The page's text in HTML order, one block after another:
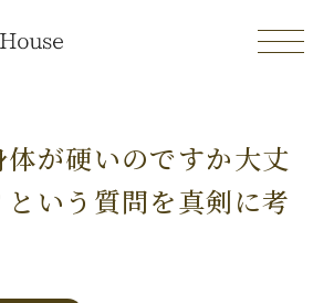
体が硬いのですか大丈
いう質問を真剣に考